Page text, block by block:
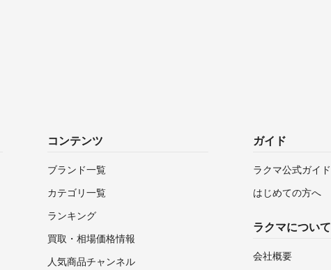
コンテンツ
ブランド一覧
カテゴリ一覧
ランキング
買取・相場価格情報
人気商品チャンネル
ガイド
ラクマ公式ガイド
はじめての方へ
ラクマについて
会社概要